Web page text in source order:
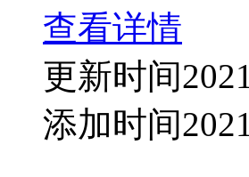
查看详情
更新时间
添加时间